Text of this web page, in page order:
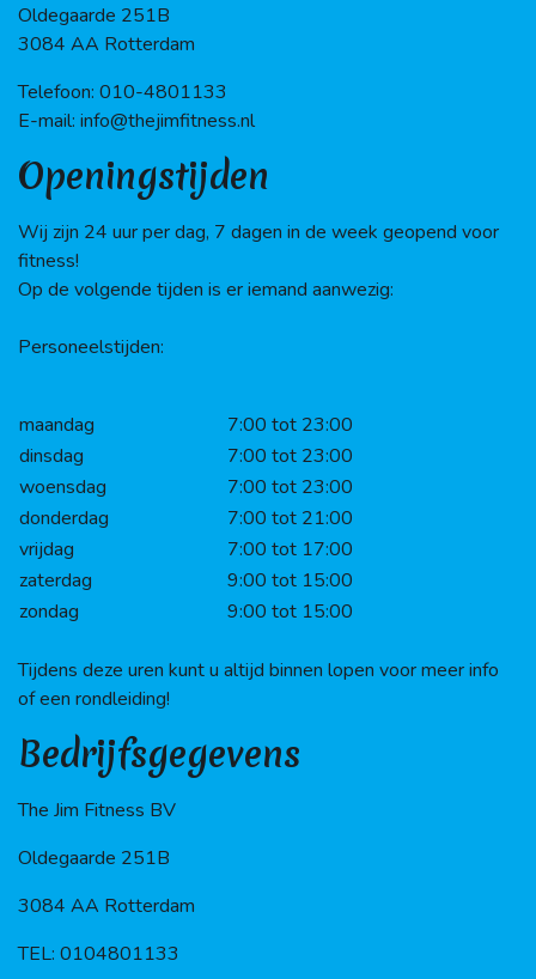
Oldegaarde 251B
3084 AA Rotterdam
Telefoon: 010-4801133
E-mail: info@thejimfitness.nl
Openingstijden
Wij zijn 24 uur per dag, 7 dagen in de week geopend voor
fitness!
Op de volgende tijden is er iemand aanwezig:
Personeelstijden:
maandag
7:00 tot 23:00
dinsdag
7:00 tot 23:00
woensdag
7:00 tot 23:00
donderdag
7:00 tot 21:00
vrijdag
7:00 tot 17:00
zaterdag
9:00 tot 15:00
zondag
9:00 tot 15:00
Tijdens deze uren kunt u altijd binnen lopen voor meer info
of een rondleiding!
Bedrijfsgegevens
The Jim Fitness BV
Oldegaarde 251B
3084 AA Rotterdam
TEL: 0104801133